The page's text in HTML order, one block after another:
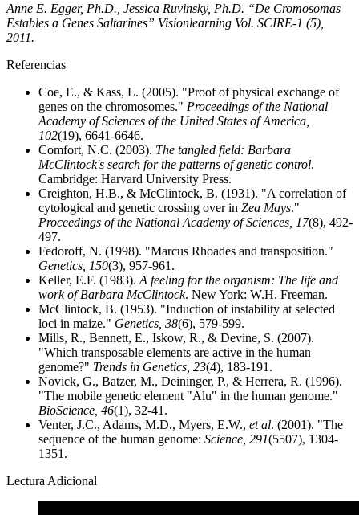
Anne E. Egger, Ph.D., Jessica Ruvinsky, Ph.D. “De Cromosomas
Estables a Genes Saltarines” Visionlearning Vol. SCIRE-1 (5),
2011.
Referencias
Coe, E., & Kass, L. (2005). "Proof of physical exchange of
genes on the chromosomes." Proceedings of the National
Academy of Sciences of the United States of America,
102(19), 6641-6646.
Comfort, N.C. (2003). The tangled field: Barbara
McClintock's search for the patterns of genetic control.
Cambridge: Harvard University Press.
Creighton, H.B., & McClintock, B. (1931). "A correlation of
cytological and genetic crossing over in Zea Mays."
Proceedings of the National Academy of Sciences, 17(8), 492-
497.
Fedoroff, N. (1998). "Marcus Rhoades and transposition."
Genetics, 150(3), 957-961.
Keller, E.F. (1983). A feeling for the organism: The life and
work of Barbara McClintock. New York: W.H. Freeman.
McClintock, B. (1953). "Induction of instability at selected
loci in maize." Genetics, 38(6), 579-599.
Mills, R., Bennett, E., Iskow, R., & Devine, S. (2007).
"Which transposable elements are active in the human
genome?" Trends in Genetics, 23(4), 183-191.
Novick, G., Batzer, M., Deininger, P., & Herrera, R. (1996).
"The mobile genetic element "Alu" in the human genome."
BioScience, 46(1), 32-41.
Venter, J.C., Adams, M.D., Myers, E.W., et al. (2001). "The
sequence of the human genome: Science, 291(5507), 1304-
1351.
Lectura Adicional